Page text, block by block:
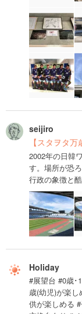
seijiro
【スタヲタ
2002年の日韓
す。場所が恐
行政の象徴と
Holiday
#展望台 #0歳･
歳(幼児)が楽
供が楽しめる